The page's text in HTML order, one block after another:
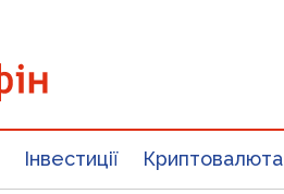
Інвестиції Криптовалюта